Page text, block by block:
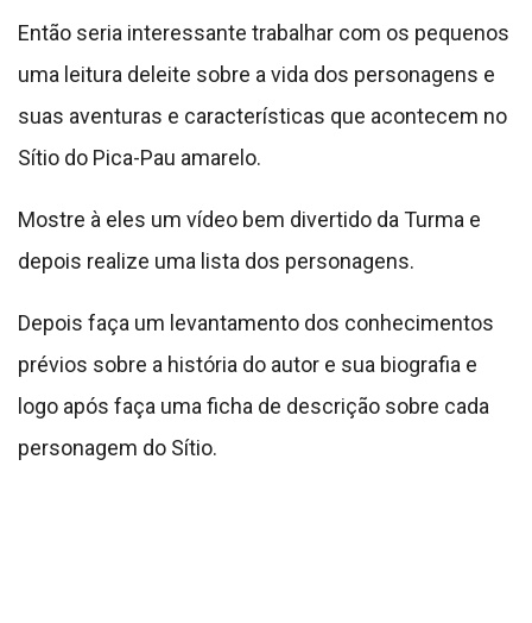
Então seria interessante trabalhar com os pequenos
uma leitura deleite sobre a vida dos personagens e
suas aventuras e características que acontecem no
Sítio do Pica-Pau amarelo.
Mostre à eles um vídeo bem divertido da Turma e
depois realize uma lista dos personagens.
Depois faça um levantamento dos conhecimentos
prévios sobre a história do autor e sua biografia e
logo após faça uma ficha de descrição sobre cada
personagem do Sítio.